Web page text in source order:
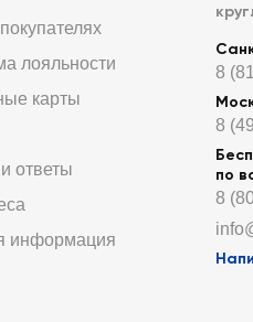
лояльности
карты
ответы
информация
8
8
по
8